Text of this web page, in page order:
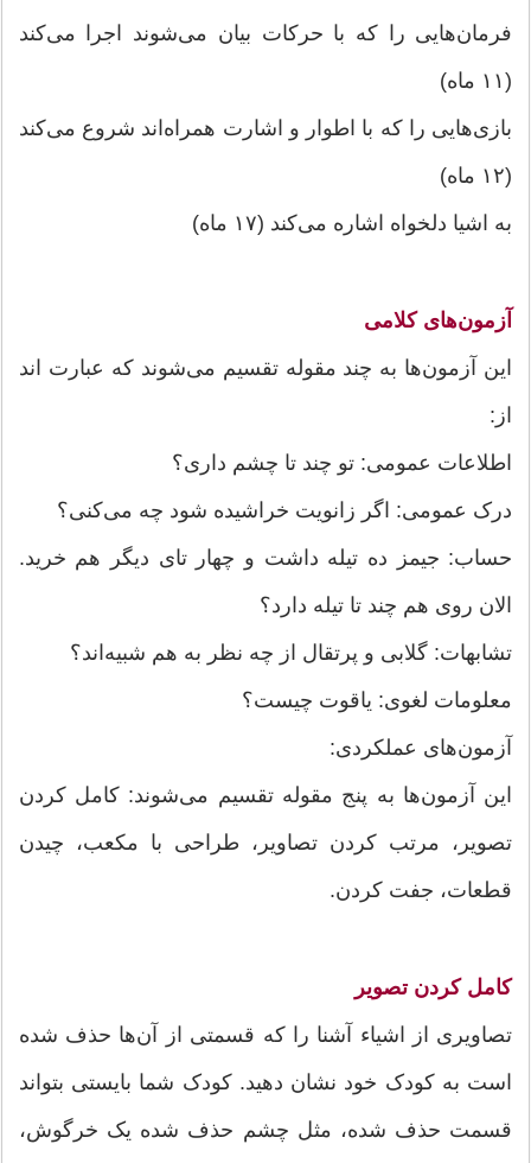
فرمان‌هایی را که با حرکات بیان می‌شوند اجرا می‌کند
(۱۱ ماه)
بازی‌هایی را که با اطوار و اشارت همراه‌اند شروع می‌کند
(۱۲ ماه)
به اشیا دلخواه اشاره می‌کند (۱۷ ماه)
آزمون‌های کلامی
این آزمون‌ها به چند مقوله تقسیم می‌شوند که عبارت اند
از:
اطلاعات عمومی: تو چند تا چشم داری؟
درک عمومی: اگر زانویت خراشیده شود چه می‌کنی؟
حساب: جیمز ده تیله داشت و چهار تای دیگر هم خرید.
الان روی هم چند تا تیله دارد؟
تشابهات: گلابی و پرتقال از چه نظر به هم شبیه‌اند؟
معلومات لغوی: یاقوت چیست؟
آزمون‌های عملکردی:
این آزمون‌ها به پنج مقوله تقسیم می‌شوند: کامل کردن
تصویر، مرتب کردن تصاویر، طراحی با مکعب، چیدن
قطعات، جفت کردن.
کامل کردن تصویر
تصاویری از اشیاء آشنا را که قسمتی از آن‌ها حذف شده
است به کودک خود نشان دهید. کودک شما بایستی بتواند
قسمت حذف شده، مثل چشم حذف شده یک خرگوش،